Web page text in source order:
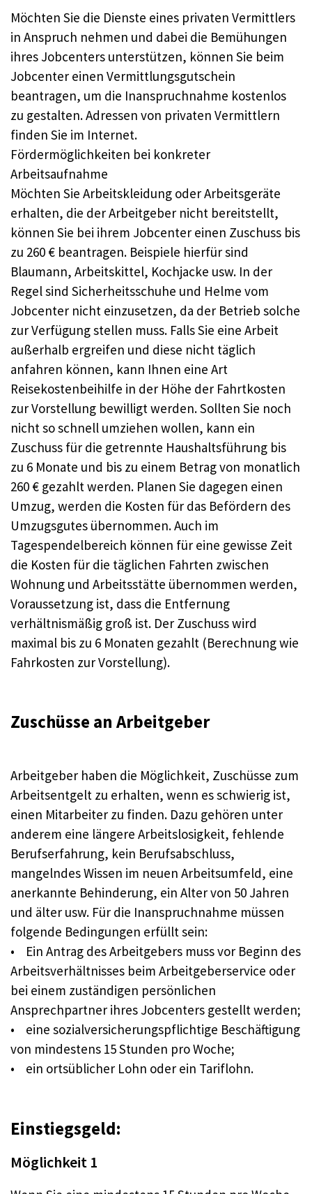
Möchten Sie die Dienste eines privaten Vermittlers
in Anspruch nehmen und dabei die Bemühungen
ihres Jobcenters unterstützen, können Sie beim
Jobcenter einen Vermittlungsgutschein
beantragen, um die Inanspruchnahme kostenlos
zu gestalten. Adressen von privaten Vermittlern
finden Sie im Internet.
Fördermöglichkeiten bei konkreter
Arbeitsaufnahme
Möchten Sie Arbeitskleidung oder Arbeitsgeräte
erhalten, die der Arbeitgeber nicht bereitstellt,
können Sie bei ihrem Jobcenter einen Zuschuss bis
zu 260 € beantragen. Beispiele hierfür sind
Blaumann, Arbeitskittel, Kochjacke usw. In der
Regel sind Sicherheitsschuhe und Helme vom
Jobcenter nicht einzusetzen, da der Betrieb solche
zur Verfügung stellen muss. Falls Sie eine Arbeit
außerhalb ergreifen und diese nicht täglich
anfahren können, kann Ihnen eine Art
Reisekostenbeihilfe in der Höhe der Fahrtkosten
zur Vorstellung bewilligt werden. Sollten Sie noch
nicht so schnell umziehen wollen, kann ein
Zuschuss für die getrennte Haushaltsführung bis
zu 6 Monate und bis zu einem Betrag von monatlich
260 € gezahlt werden. Planen Sie dagegen einen
Umzug, werden die Kosten für das Befördern des
Umzugsgutes übernommen. Auch im
Tagespendelbereich können für eine gewisse Zeit
die Kosten für die täglichen Fahrten zwischen
Wohnung und Arbeitsstätte übernommen werden,
Voraussetzung ist, dass die Entfernung
verhältnismäßig groß ist. Der Zuschuss wird
maximal bis zu 6 Monaten gezahlt (Berechnung wie
Fahrkosten zur Vorstellung).
Zuschüsse an Arbeitgeber
Arbeitgeber haben die Möglichkeit, Zuschüsse zum
Arbeitsentgelt zu erhalten, wenn es schwierig ist,
einen Mitarbeiter zu finden. Dazu gehören unter
anderem eine längere Arbeitslosigkeit, fehlende
Berufserfahrung, kein Berufsabschluss,
mangelndes Wissen im neuen Arbeitsumfeld, eine
anerkannte Behinderung, ein Alter von 50 Jahren
und älter usw. Für die Inanspruchnahme müssen
folgende Bedingungen erfüllt sein:
• Ein Antrag des Arbeitgebers muss vor Beginn des
Arbeitsverhältnisses beim Arbeitgeberservice oder
bei einem zuständigen persönlichen
Ansprechpartner ihres Jobcenters gestellt werden;
• eine sozialversicherungspflichtige Beschäftigung
von mindestens 15 Stunden pro Woche;
• ein ortsüblicher Lohn oder ein Tariflohn.
Einstiegsgeld:
Möglichkeit 1